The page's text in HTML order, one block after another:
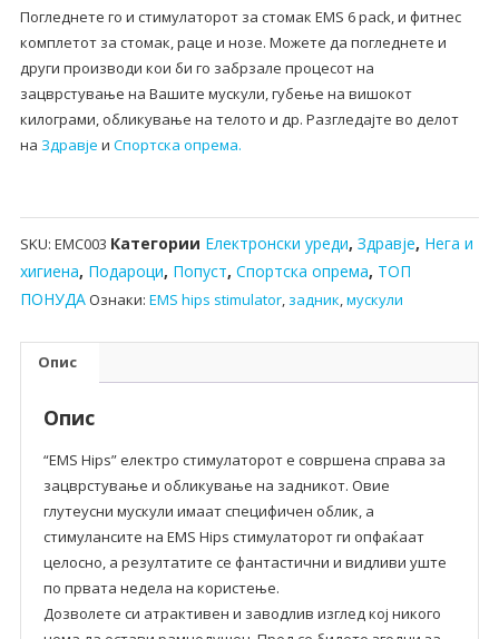
Погледнете го и стимулаторот за стомак EMS 6 pack, и фитнес
комплетот за стомак, раце и нозе. Можете да погледнете и
други производи кои би го забрзале процесот на
зацврстување на Вашите мускули, губење на вишокот
килограми, обликување на телото и др. Разгледајте во делот
на Здравје и Спортска опрема.
SKU: ЕМС003 Категории Електронски уреди, Здравје, Нега и
хигиена, Подароци, Попуст, Спортска опрема, ТОП
ПОНУДАОзнаки: EMS hips stimulator, задник,мускули
Опис
Опис
“EMS Hips” електро стимулаторот е совршена справа за
зацврстување и обликување на задникот. Овие
глутеусни мускули имаат специфичен облик, а
стимулансите на EMS Hips стимулаторот ги опфаќаат
целосно, а резултатите се фантастични и видливи уште
по првата недела на користење.
Дозволете си атрактивен и заводлив изглед кој никого